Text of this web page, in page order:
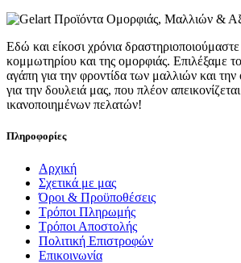
έχει
παραλλαγές.
Οι
επιλογές
μπορούν
να
στη
του
προϊόντος
Εδώ και είκοσι χρόνια
κομμωτηρίου και της ομορφιάς. Επιλέξαμε
αγάπη για την φροντίδα των μαλλιών και
για την δουλειά μας, που πλέον
ικανοποιημένων πελατών!
Πληροφορίες
Αρχική
Σχετικά με μας
Όροι & Προϋποθέσεις
Τρόποι Πληρωμής
Τρόποι Αποστολής
Πολιτική Επιστροφών
Επικοινωνία